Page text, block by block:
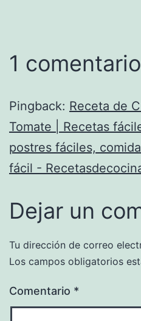
1 comentario
Pingback: Receta de
Tomate | Recetas
postres fáciles,
fácil -
Dejar un
Tu dirección de correo
Los campos obligatorios
Comentario *